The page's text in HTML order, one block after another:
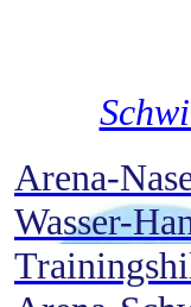
Arena-
Wasser-